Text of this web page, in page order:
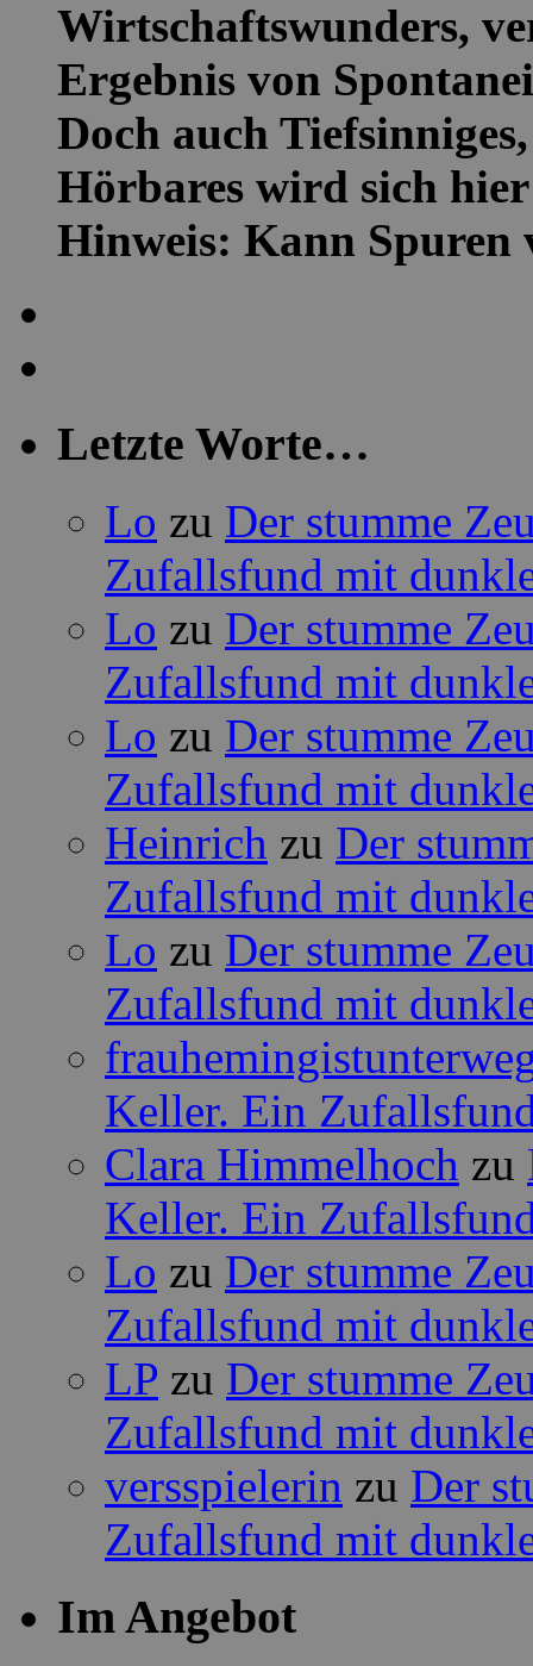
Wirtschaftswunders,
Ergebnis von
Doch auch
Hörbares wird sich
Hinweis: Kann Spuren
Letzte Worte…
Lo zu Der stumme
Zufallsfund mit
Lo zu Der stumme
Zufallsfund mit
Lo zu Der stumme
Zufallsfund mit
Heinrich zu Der
Zufallsfund mit
Lo zu Der stumme
Zufallsfund mit
Keller. Ein
Clara Himmelhoch zu
Keller. Ein
Lo zu Der stumme
Zufallsfund mit
LP zu Der stumme
Zufallsfund mit
versspielerin zu Der
Zufallsfund mit
Im Angebot